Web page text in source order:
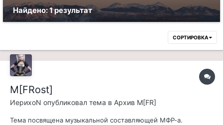
Найдено: 1 результат
СОРТИРОВКА
M[FRost]
ИерихоN опубликовал тема в Архив M[FR]
Тема посвящена музыкальной составляющей МФР-а.